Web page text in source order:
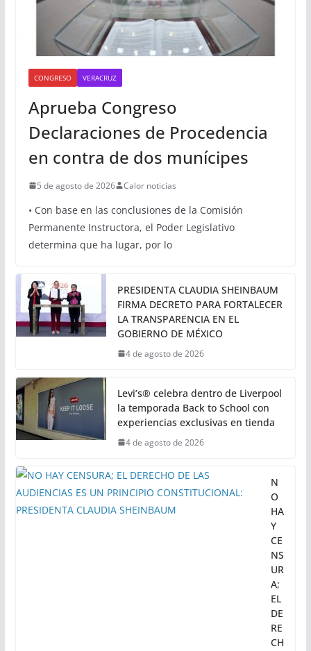
CONGRESO VERACRUZ
Aprueba Congreso
Declaraciones de Procedencia
5 de agosto de 2026 Calor noticias
• Con base en las conclusiones de la Comisión
Permanente Instructora, el Poder Legislativo
determina que ha lugar, por lo
PRESIDENTA CLAUDIA SHEINBAUM
FIRMA DECRETO PARA FORTALECER
LA TRANSPARENCIA EN EL
GOBIERNO DE MÉXICO
Levi’s® celebra dentro de Liverpool
la temporada Back to School con
experiencias exclusivas en tienda
N
O
HA
Y
CE